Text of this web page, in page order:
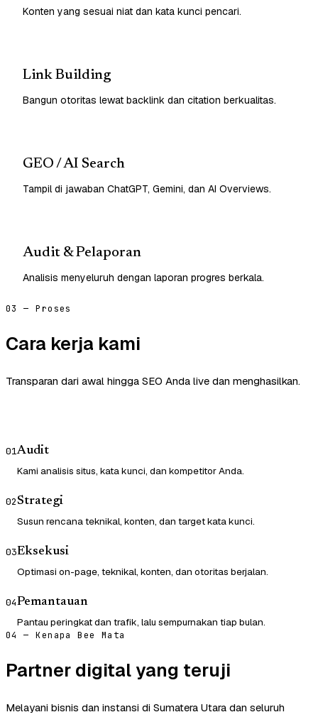
Konten yang sesuai niat dan kata kunci pencari.
Link Building
Bangun otoritas lewat backlink dan citation berkualitas.
GEO / AI Search
Tampil di jawaban ChatGPT, Gemini, dan AI Overviews.
Audit & Pelaporan
Analisis menyeluruh dengan laporan progres berkala.
03 — Proses
Cara kerja kami
Transparan dari awal hingga SEO Anda live dan menghasilkan.
01Audit
Kami analisis situs, kata kunci, dan kompetitor Anda.
02Strategi
Susun rencana teknikal, konten, dan target kata kunci.
03Eksekusi
Optimasi on-page, teknikal, konten, dan otoritas berjalan.
04Pemantauan
Pantau peringkat dan trafik, lalu sempurnakan tiap bulan.
04 — Kenapa Bee Mata
Partner digital yang teruji
Melayani bisnis dan instansi di Sumatera Utara dan seluruh